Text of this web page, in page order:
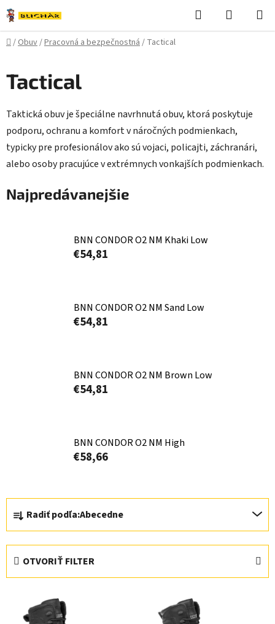
Prejsť
na
obsah
Hľadať
KOŠÍK
Domov
/Obuv/Pracovná a bezpečnostná/ Tactical
Tactical
Taktická obuv je špeciálne navrhnutá obuv, ktorá poskytuje
podporu, ochranu a komfort v náročných podmienkach,
typicky pre profesionálov ako sú vojaci, policajti, záchranári,
alebo osoby pracujúce v extrémnych vonkajších podmienkach.
Najpredávanejšie
BNN CONDOR O2 NM Khaki Low
€54,81
BNN CONDOR O2 NM Sand Low
€54,81
BNN CONDOR O2 NM Brown Low
€54,81
BNN CONDOR O2 NM High
€58,66
R
a
d
Radiť podľa:Abecedne
OTVORIŤ FILTER